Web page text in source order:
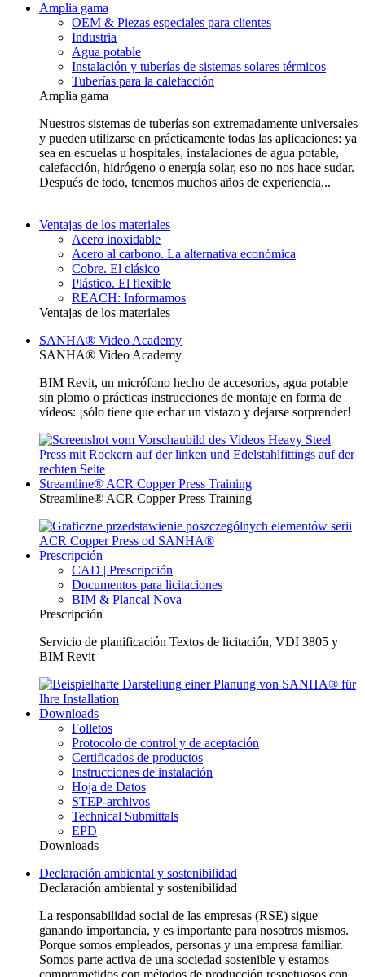
Amplia gama
OEM & Piezas especiales para clientes
Industria
Agua potable
Instalación y tuberías de sistemas solares térmicos
Tuberías para la calefacción
Amplia gama
Nuestros sistemas de tuberías son extremadamente universales
y pueden utilizarse en prácticamente todas las aplicaciones: ya
sea en escuelas u hospitales, instalaciones de agua potable,
calefacción, hidrógeno o energía solar, eso no nos hace sudar.
Después de todo, tenemos muchos años de experiencia...
Ventajas de los materiales
Acero inoxidable
Acero al carbono. La alternativa económica
Cobre. El clásico
Plástico. El flexible
REACH: Informamos
Ventajas de los materiales
SANHA® Video Academy
SANHA® Video Academy
BIM Revit, un micrófono hecho de accesorios, agua potable
sin plomo o prácticas instrucciones de montaje en forma de
vídeos: ¡sólo tiene que echar un vistazo y dejarse sorprender!
Streamline® ACR Copper Press Training
Streamline® ACR Copper Press Training
Prescripción
CAD | Prescripción
Documentos para licitaciones
BIM & Plancal Nova
Prescripción
Servicio de planificación Textos de licitación, VDI 3805 y
BIM Revit
Downloads
Folletos
Protocolo de control y de aceptación
Certificados de productos
Instrucciones de instalación
Hoja de Datos
STEP-archivos
Technical Submittals
EPD
Downloads
Declaración ambiental y sostenibilidad
Declaración ambiental y sostenibilidad
La responsabilidad social de las empresas (RSE) sigue
ganando importancia, y es importante para nosotros mismos.
Porque somos empleados, personas y una empresa familiar.
Somos parte activa de una sociedad sostenible y estamos